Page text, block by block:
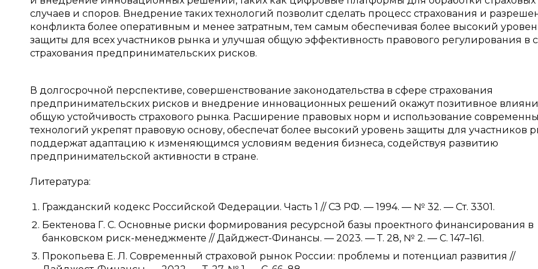
случаев и споров. Внедрение таких технологий позволит сделать процесс страхования и
конфликта более оперативным и менее затратным, тем самым обеспечивая более высокий
защиты для всех участников рынка и улучшая общую эффективность правового регулирования в
страхования предпринимательских рисков.
В долгосрочной перспективе, совершенствование законодательства в сфере страхования
предпринимательских рисков и внедрение инновационных решений окажут позитивное
общую устойчивость страхового рынка. Расширение правовых норм и использование
технологий укрепят правовую основу, обеспечат более высокий уровень защиты для участников
поддержат адаптацию к изменяющимся условиям ведения бизнеса, содействуя развитию
предпринимательской активности в стране.
Литература:
Гражданский кодекс Российской Федерации. Часть 1 // СЗ РФ. — 1994. — № 32. — Ст. 3301.
Бектенова Г. С. Основные риски формирования ресурсной базы проектного финансирования в
банковском риск-менеджменте // Дайджест-Финансы. — 2023. — Т. 28, № 2. — С. 147–161.
Прокопьева Е. Л. Современный страховой рынок России: проблемы и потенциал развития //